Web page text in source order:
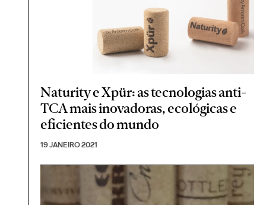
Naturity e Xpür: as tecnologias anti-
TCA mais inovadoras, ecológicas e
eficientes do mundo
19 JANEIRO 2021